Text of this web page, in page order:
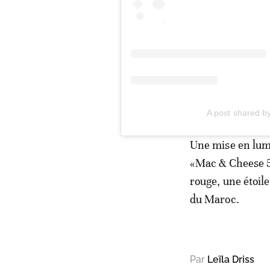
A post shared
Une mise en
«Mac &
rouge, une
du Maroc.
Par Leïla Driss